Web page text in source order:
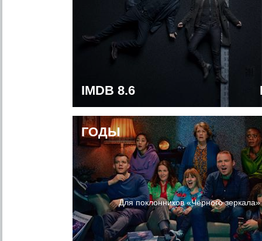
IMDB 8.6
ГОДЫ
Для поклонников «Чёрного зеркала»